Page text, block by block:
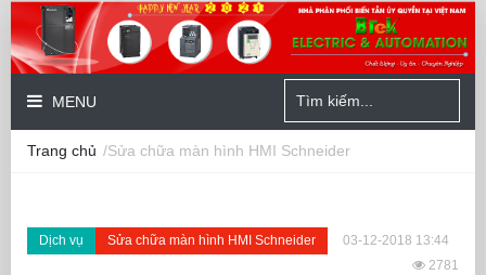
MENU
Trang chủ /Sửa chữa màn hình HMI Schneider
Dịch vụ Sửa chữa màn hình HMI Schneider
03-12-2018 13:44
2781